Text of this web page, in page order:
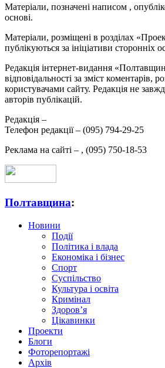
Матеріали, позначені написом ,
основі.
Матеріали, розміщені в розділах
публікуються за ініціативи сторонніх
Редакція інтернет-видання
відповідальності за зміст коментарів,
користувачами сайту. Редакція не
авторів публікацій.
Редакція –
Телефон редакції – (095) 794-29-25
Реклама на сайті – , (095) 750-18-53
Полтавщина:
Новини
Події
Політика і влада
Економіка і бізнес
Спорт
Суспільство
Культура і освіта
Кримінал
Здоров’я
Цікавинки
Проекти
Блоги
Фоторепортажі
Архів